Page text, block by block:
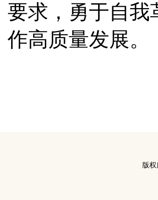
要求，勇于自我
作高质量发展。
版